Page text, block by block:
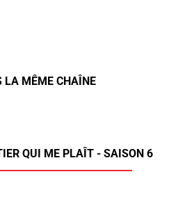
LA MÊME CHAÎNE
QUI ME PLAÎT - SAISON 6